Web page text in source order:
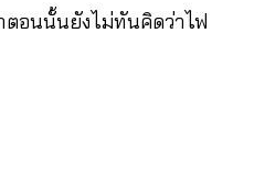
ตอนนั้นยังไม่ทันคิดว่าไฟ